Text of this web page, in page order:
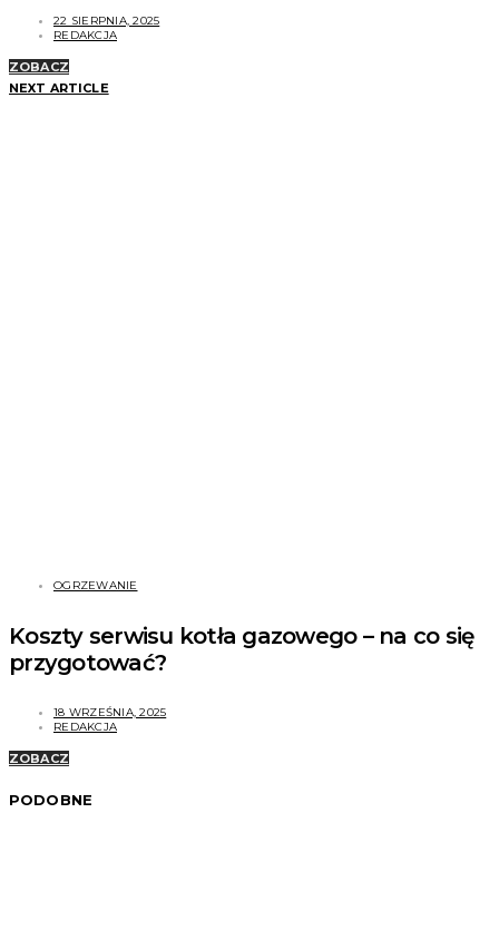
22 SIERPNIA, 2025
REDAKCJA
ZOBACZ
NEXT ARTICLE
OGRZEWANIE
Koszty serwisu kotła gazowego – na co się
przygotować?
18 WRZEŚNIA, 2025
REDAKCJA
ZOBACZ
PODOBNE